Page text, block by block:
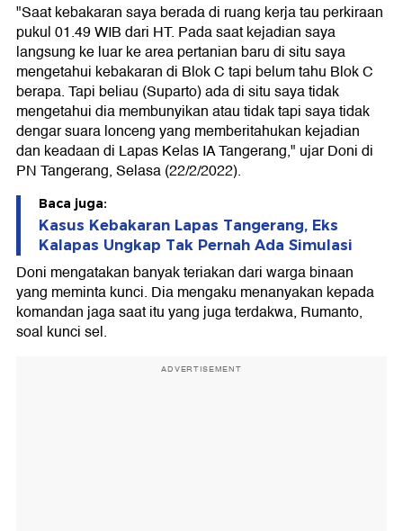
"Saat kebakaran saya berada di ruang kerja tau perkiraan
pukul 01.49 WIB dari HT. Pada saat kejadian saya
langsung ke luar ke area pertanian baru di situ saya
mengetahui kebakaran di Blok C tapi belum tahu Blok C
berapa. Tapi beliau (Suparto) ada di situ saya tidak
mengetahui dia membunyikan atau tidak tapi saya tidak
dengar suara lonceng yang memberitahukan kejadian
dan keadaan di Lapas Kelas IA Tangerang," ujar Doni di
PN Tangerang, Selasa (22/2/2022).
Baca juga:
Kasus Kebakaran Lapas Tangerang, Eks
Kalapas Ungkap Tak Pernah Ada Simulasi
Doni mengatakan banyak teriakan dari warga binaan
yang meminta kunci. Dia mengaku menanyakan kepada
komandan jaga saat itu yang juga terdakwa, Rumanto,
soal kunci sel.
ADVERTISEMENT